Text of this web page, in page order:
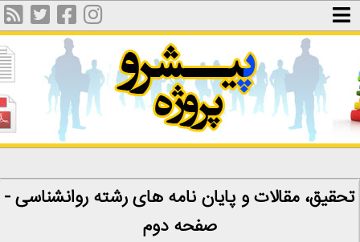
تحقیق، مقالات و پایان نامه های رشته روانشناسی -
صفحه دوم